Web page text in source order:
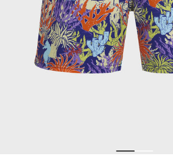
Ver todo Bañadores
Pret-a-porter
Polos
Camisas